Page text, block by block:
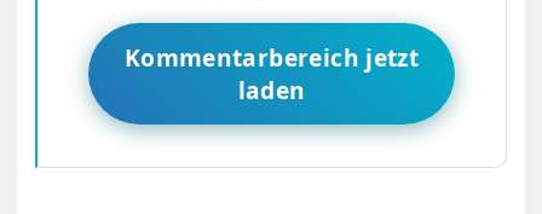
Kommentarbereich jetzt
laden